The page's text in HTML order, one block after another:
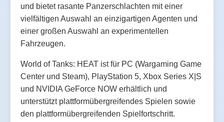
und bietet rasante Panzerschlachten mit einer
vielfältigen Auswahl an einzigartigen Agenten und
einer großen Auswahl an experimentellen
Fahrzeugen.
World of Tanks: HEAT ist für PC (Wargaming Game
Center und Steam), PlayStation 5, Xbox Series X|S
und NVIDIA GeForce NOW erhältlich und
unterstützt plattformübergreifendes Spielen sowie
den plattformübergreifenden Spielfortschritt.